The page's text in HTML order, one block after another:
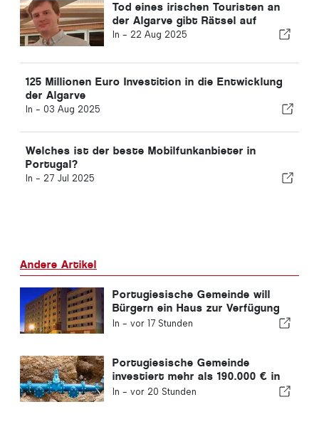
Tod eines irischen Touristen an
der Algarve gibt Rätsel auf
In - 22 Aug 2025
125 Millionen Euro Investition in die Entwicklung
der Algarve
In - 03 Aug 2025
Welches ist der beste Mobilfunkanbieter in
Portugal?
In - 27 Jul 2025
Andere Artikel
Portugiesische Gemeinde will
Bürgern ein Haus zur Verfügung
stellen
In - vor 17 Stunden
Portugiesische Gemeinde
investiert mehr als 190.000 € in
die Wasserversorgung
In - vor 20 Stunden